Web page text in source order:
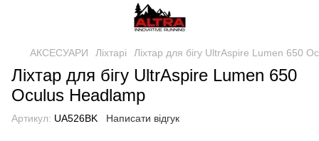
АКСЕСУАРИ Ліхтарі Ліхтар для бігу UltrAspire Lumen 650
Ліхтар для бігу UltrAspire Lumen 650
Oculus Headlamp
Артикул: UA526BK Написати відгук